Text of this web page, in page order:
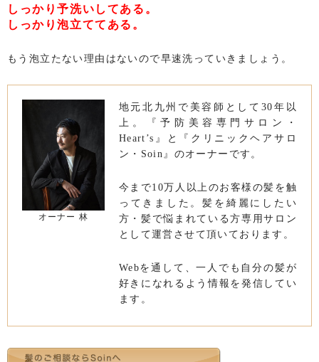
しっかり予洗いしてある。
しっかり泡立ててある。
もう泡立たない理由はないので早速洗っていきましょう。
オーナー 林
地元北九州で美容師として30年以
上。『予防美容専門サロン・
Heart’s』と『クリニックヘアサロ
ン・Soin』のオーナーです。
今まで10万人以上のお客様の髪を触
ってきました。髪を綺麗にしたい
方・髪で悩まれている方専用サロン
として運営させて頂いております。
Webを通して、一人でも自分の髪が
好きになれるよう情報を発信してい
ます。